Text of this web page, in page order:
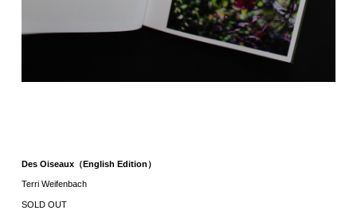
Des Oiseaux（English Edition）
Terri Weifenbach
SOLD OUT